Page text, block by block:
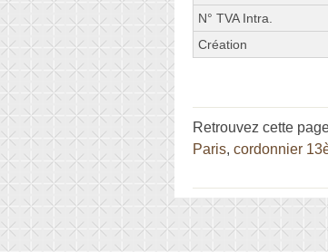
N° TVA Intra.
Création
Retrouvez cette
Paris, cordonnier